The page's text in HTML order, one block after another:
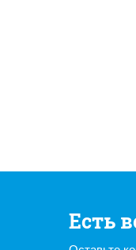
Есть